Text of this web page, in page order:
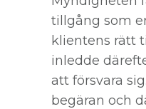
tillgång som
klientens rätt
inledde
att försvara
begäran och